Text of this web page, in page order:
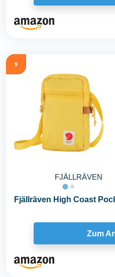
9
FJÄLLRÄVEN
Fjällräven High Coast
Zum